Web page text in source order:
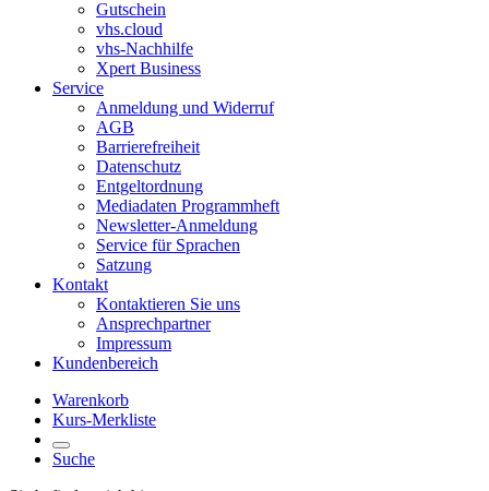
Gutschein
vhs.cloud
vhs-Nachhilfe
Xpert Business
Service
Anmeldung und Widerruf
AGB
Barrierefreiheit
Datenschutz
Entgeltordnung
Mediadaten Programmheft
Newsletter-Anmeldung
Service für Sprachen
Satzung
Kontakt
Kontaktieren Sie uns
Ansprechpartner
Impressum
Kundenbereich
Warenkorb
Kurs-Merkliste
Suche